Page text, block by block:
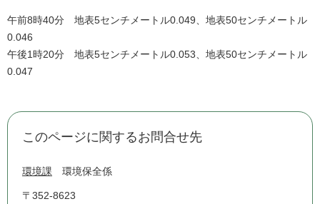
午前8時40分 地表5センチメートル0.049、地表50センチメートル
0.046
午後1時20分 地表5センチメートル0.053、地表50センチメートル
0.047
このページに関するお問合せ先
環境課 環境保全係
〒352-8623